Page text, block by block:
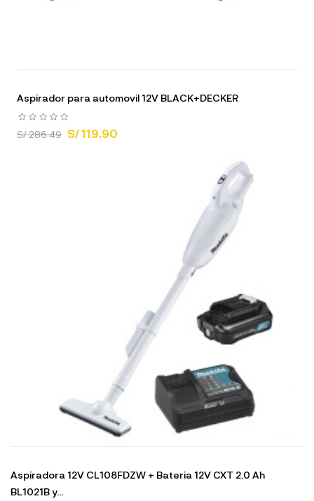
Aspirador para automovil 12V BLACK+DECKER
S/ 286.49 S/ 119.90
Aspiradora 12V CL108FDZW + Bateria 12V CXT 2.0 Ah
BL1021B y...